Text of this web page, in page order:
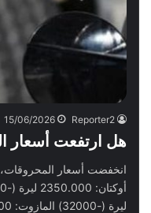
Reporter2
15/06/2026
هل ارتفعت أسعار
ليرة (-32000) المازوت: 2005.000 ليرة…